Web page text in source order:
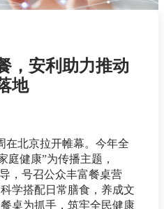
，安利助力推动
地
在北京拉开帷幕。今年全
庭健康”为传播主题，
，号召公众丰富餐桌营
学搭配日常膳食，养成文
桌为抓手，筑牢全民健康